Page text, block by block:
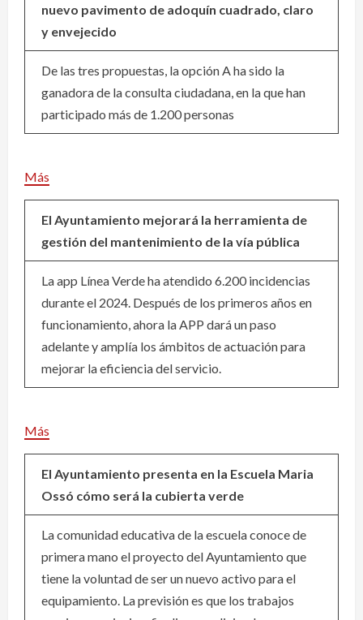
nuevo pavimento de adoquín cuadrado, claro
y envejecido
De las tres propuestas, la opción A ha sido la
ganadora de la consulta ciudadana, en la que han
participado más de 1.200 personas
Más
El Ayuntamiento mejorará la herramienta de
gestión del mantenimiento de la vía pública
La app Línea Verde ha atendido 6.200 incidencias
durante el 2024. Después de los primeros años en
funcionamiento, ahora la APP dará un paso
adelante y amplía los ámbitos de actuación para
mejorar la eficiencia del servicio.
Más
El Ayuntamiento presenta en la Escuela Maria
Ossó cómo será la cubierta verde
La comunidad educativa de la escuela conoce de
primera mano el proyecto del Ayuntamiento que
tiene la voluntad de ser un nuevo activo para el
equipamiento. La previsión es que los trabajos